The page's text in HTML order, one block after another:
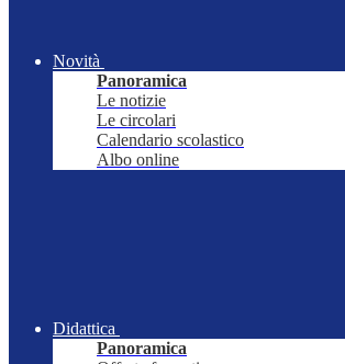
Novità
Panoramica
Le notizie
Le circolari
Calendario scolastico
Albo online
Didattica
Panoramica